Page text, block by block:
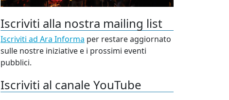
Iscriviti alla nostra mailing list
Iscriviti ad Ara Informa per restare aggiornato
sulle nostre iniziative e i prossimi eventi
pubblici.
Iscriviti al canale YouTube